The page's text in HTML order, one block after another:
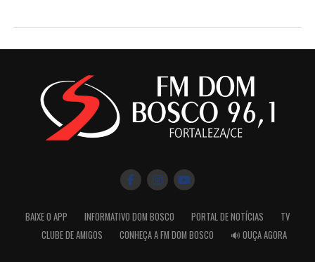
BAIXE O APP INFORMATIVO DOM BOSCO PORTAL DE NOTÍCIAS
TV
CLUBE DE AMIGOS
CONHEÇA A FM DOM BOSCO 🔊 OUÇA AGORA